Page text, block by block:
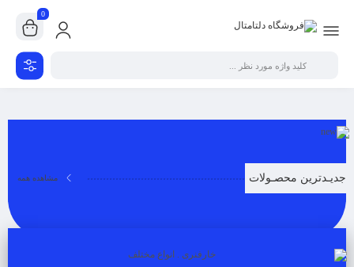
0
جدیـدترین محصـولات مشاهده همه